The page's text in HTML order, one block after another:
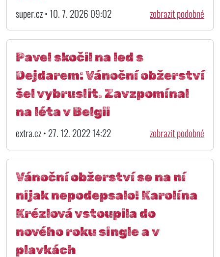
super.cz • 10. 7. 2026 09:02 zobrazit podobné
Pavel skočil na led s
Dejdarem: Vánoční obžerství
šel vybruslit. Zavzpomínal
na léta v Belgii
extra.cz • 27. 12. 2022 14:22 zobrazit podobné
Vánoční obžerství se na ní
nijak nepodepsalo! Karolína
Krézlová vstoupila do
nového roku single a v
plavkách